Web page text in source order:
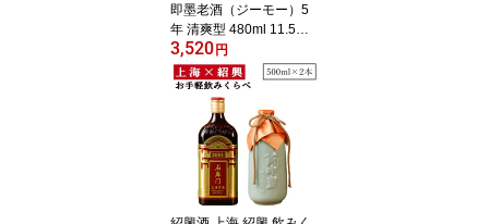
即墨老酒（ジーモー）5
年 清爽型 480ml 11.5度
紹興酒 老酒 黄酒 中華 |
お酒 酒 甕 ギフト 誕生日
プレゼント 内祝い 定年
退職 中国 高級 お祝い お
礼 贈り物 贈答品 退職 お
返し 誕生日プレゼント
銘酒 おさけ 家飲み 晩酌
醸造酒 中国酒 父の日 高
級酒 父親 祝い酒 熱燗
3,520円